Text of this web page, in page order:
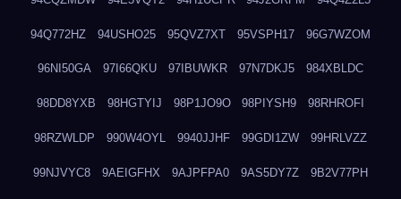
94Q772HZ 94USHO25 95QVZ7XT 95VSPH17 96G7WZOM
96NI50GA 97I66QKU 97IBUWKR 97N7DKJ5 984XBLDC
98DD8YXB 98HGTYIJ 98P1JO9O 98PIYSH9 98RHROFI
98RZWLDP 990W4OYL 9940JJHF 99GDI1ZW 99HRLVZZ
99NJVYC8 9AEIGFHX 9AJPFPA0 9AS5DY7Z 9B2V77PH